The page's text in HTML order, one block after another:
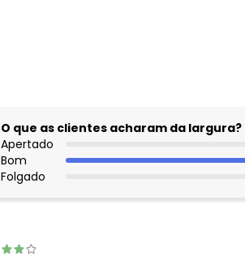
O que as clientes acharam da largura?
Apertado
Bom
Folgado